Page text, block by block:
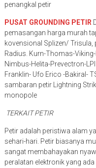
penangkal petir
PUSAT GROUNDING PETIR
pemasangan harga murah
kovensional Splizen/
Radius. Kurn-Thomas-
Nimbus-Helita-Prevectron-
Franklin- Ufo Erico -Bakiral-
sambaran petir Lightning
monopole
TERKAIT PETIR
Petir adalah peristiwa alam
sehari-hari. Petir biasanya
sangat membahayakan
peralatan elektronik yang